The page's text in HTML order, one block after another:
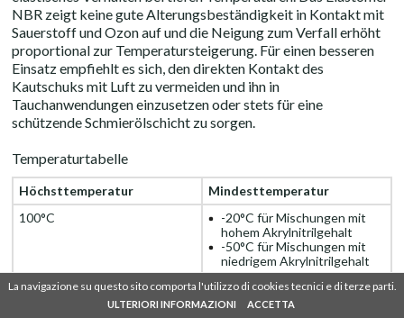
NBR zeigt keine gute Alterungsbeständigkeit in Kontakt mit
Sauerstoff und Ozon auf und die Neigung zum Verfall erhöht
proportional zur Temperatursteigerung. Für einen besseren
Einsatz empfiehlt es sich, den direkten Kontakt des
Kautschuks mit Luft zu vermeiden und ihn in
Tauchanwendungen einzusetzen oder stets für eine
schützende Schmierölschicht zu sorgen.
Temperaturtabelle
Höchsttemperatur
Mindesttemperatur
100°C
-20°C für Mischungen mit
hohem Akrylnitrilgehalt
-50°C für Mischungen mit
niedrigem Akrylnitrilgehalt
Tabelle der Flüssigkeitskompatibilität
EN FR
La navigazione su questo sito comporta l'utilizzo di cookies tecnici e di terze parti.
ULTERIORI INFORMAZIONI ACCETTA
La navigazione su questo sito comporta l'utilizzo di cookies tecnici e di terze parti.
ULTERIORI INFORMAZIONI ACCETTA